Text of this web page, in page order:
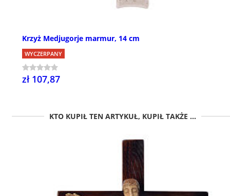
Krzyż Medjugorje marmur, 14 cm
WYCZERPANY
zł 107,87
KTO KUPIŁ TEN ARTYKUŁ, KUPIŁ TAKŻE ...